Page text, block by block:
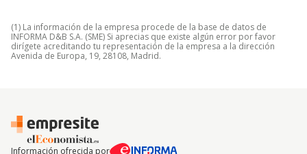
(1) La información de la empresa procede de la base de datos de
INFORMA D&B S.A. (SME) Si aprecias que existe algún error por favor
dirígete acreditando tu representación de la empresa a la dirección
Avenida de Europa, 19, 28108, Madrid.
Información ofrecida por